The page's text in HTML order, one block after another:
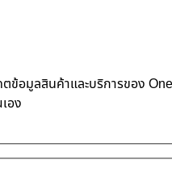
อมูลสินค้าและบริการของ
อง